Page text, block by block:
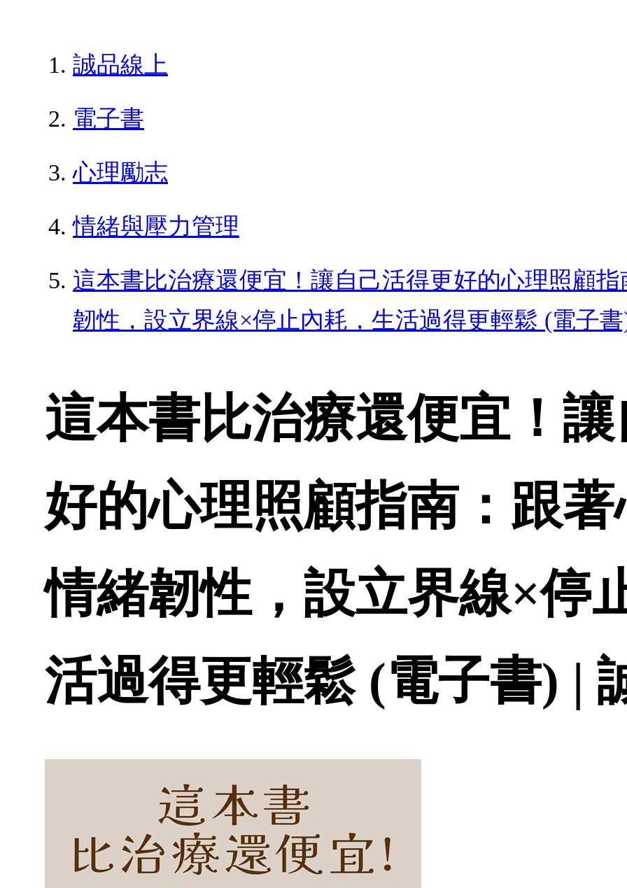
誠品線上
電子書
心理勵志
情緒與壓力管理
這本書比治療還便宜！讓自己活得更好的心理照顧
韌性，設立界線×停止內耗，生活過得更輕鬆 (電子
這本書比治療還便宜！
好的心理照顧指南：跟
情緒韌性，設立界線×停
活過得更輕鬆 (電子書) |